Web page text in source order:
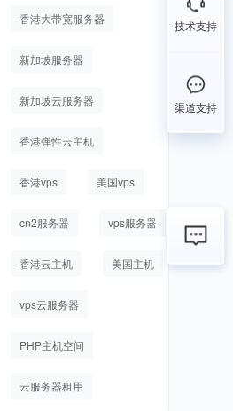
香港大带宽服务器
新加坡服务器
新加坡云服务器
香港弹性云主机
香港vps 美国vps
cn2服务器 vps服务器
香港云主机 美国主机
vps云服务器
PHP主机空间
云服务器租用
技术支持
渠道支持